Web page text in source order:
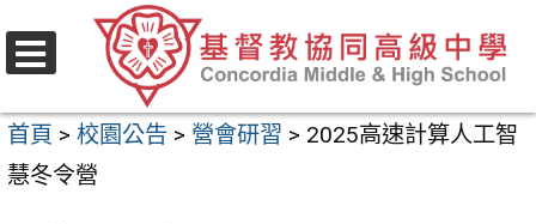
至
要
內
首頁 > 校園公告 > 營會研習 > 2025高速計算人工智
慧冬令營
選
單